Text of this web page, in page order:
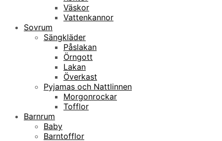
Väskor
Vattenkannor
Sovrum
Sängkläder
Påslakan
Örngott
Lakan
Överkast
Pyjamas och Nattlinnen
Morgonrockar
Tofflor
Barnrum
Baby
Barntofflor